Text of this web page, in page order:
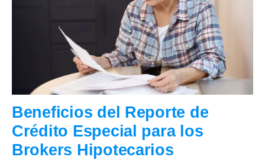
Beneficios del Reporte de
Crédito Especial para los
Brokers Hipotecarios